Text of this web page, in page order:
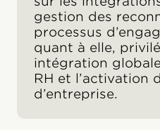
gestion des
processus
quant à elle,
intégration
RH et l’activation
d’entreprise.